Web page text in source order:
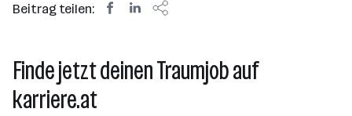
Beitrag teilen:
Finde jetzt deinen Traumjob auf
karriere.at